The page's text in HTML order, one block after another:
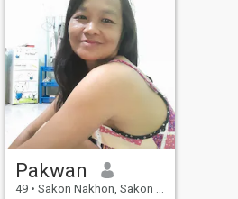
Pakwan
49 • Sakon Nakhon, Sakon Nakhon, Thailand